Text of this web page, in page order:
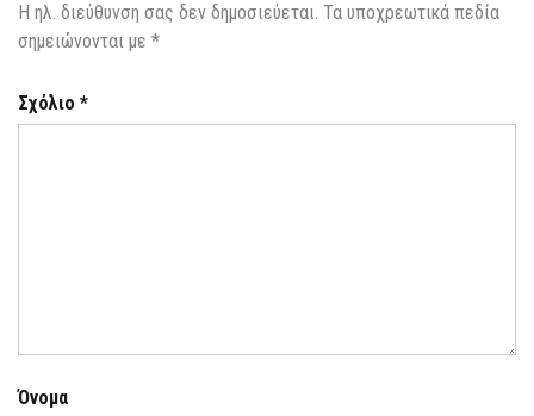
Η ηλ. διεύθυνση σας δεν δημοσιεύεται. Τα υποχρεωτικά πεδία
σημειώνονται με *
Σχόλιο *
Όνομα